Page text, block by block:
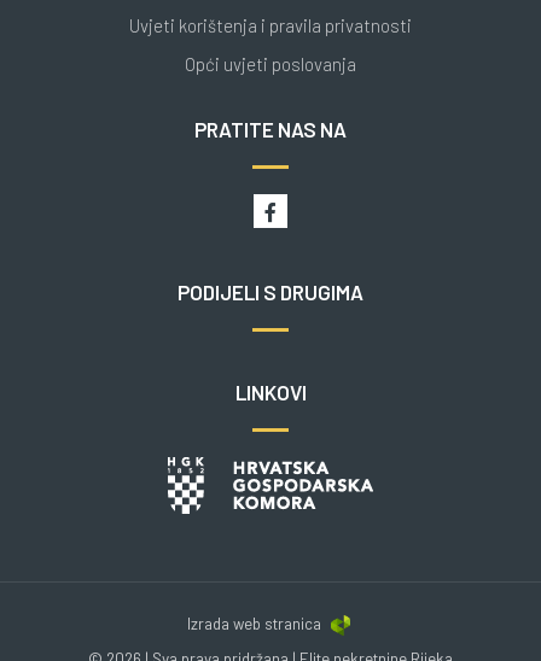
Uvjeti korištenja i pravila privatnosti
Opći uvjeti poslovanja
PRATITE NAS NA
PODIJELI S DRUGIMA
LINKOVI
Izrada web stranica